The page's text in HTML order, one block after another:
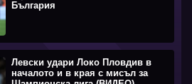
България
Левски удари Локо Пловдив в
началото и в края с мисъл за